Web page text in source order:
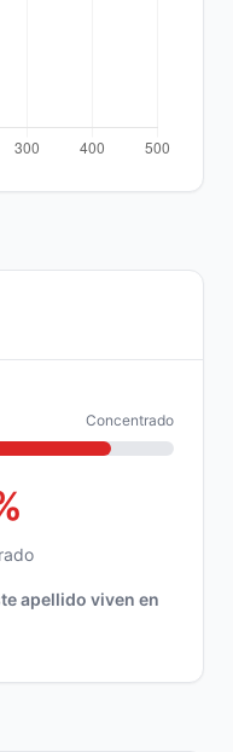
Concentrado
apellido viven en